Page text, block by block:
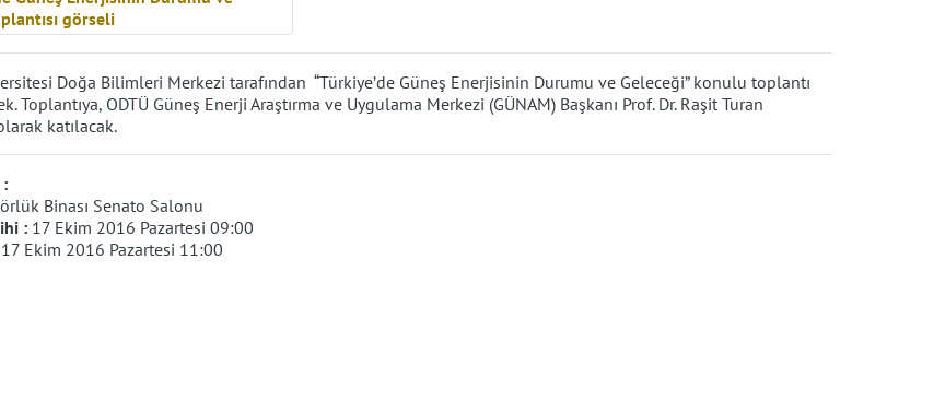
Doğa Bilimleri Merkezi tarafından “Türkiye’de Güneş Enerjisinin Durumu ve Geleceği” konulu toplantı
Toplantıya, ODTÜ Güneş Enerji Araştırma ve Uygulama Merkezi (GÜNAM) Başkanı Prof. Dr. Raşit Turan
katılacak.
Binası Senato Salonu
: 17 Ekim 2016 Pazartesi 09:00
17 Ekim 2016 Pazartesi 11:00